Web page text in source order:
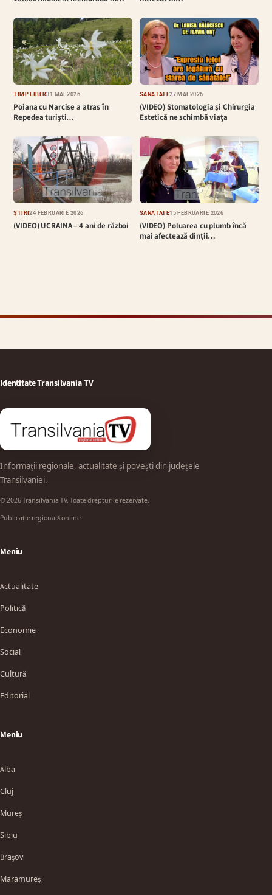
TIMP LIBER31 MAI 2026
Poiana cu Narcise a atras în
Repedea turiști…
SĂNĂTATE27 MAI 2026
(VIDEO) Stomatologia și Chirurgia
Estetică ne schimbă viața
ȘTIRI24 FEBRUARIE 2026
(VIDEO) UCRAINA – 4 ani de război
SĂNĂTATE15 FEBRUARIE 2026
(VIDEO) Poluarea cu plumb încă
mai afectează dinții…
Identitate Transilvania TV
Informații regionale, actualitate și povești din județele
Transilvaniei.
© 2026 Transilvania TV. Toate drepturile rezervate.
Publicație regională online
Meniu
Actualitate
Politică
Economie
Social
Cultură
Editorial
Meniu
Alba
Cluj
Mureș
Sibiu
Brașov
Maramureș